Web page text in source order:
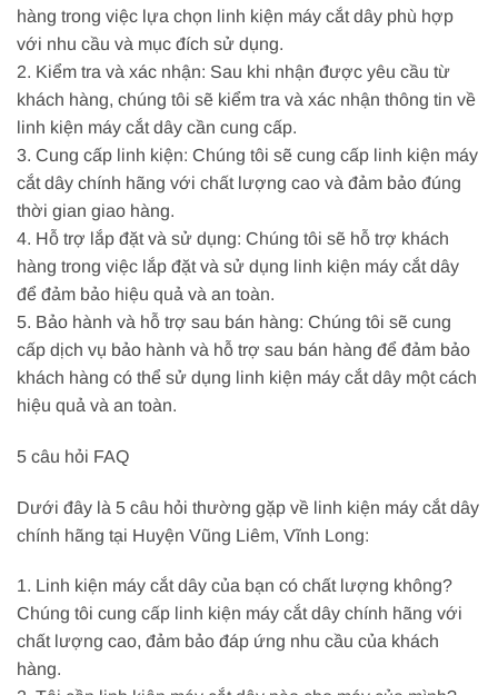
hàng trong việc lựa chọn linh kiện máy cắt dây phù hợp
với nhu cầu và mục đích sử dụng.
2. Kiểm tra và xác nhận: Sau khi nhận được yêu cầu từ
khách hàng, chúng tôi sẽ kiểm tra và xác nhận thông tin về
linh kiện máy cắt dây cần cung cấp.
3. Cung cấp linh kiện: Chúng tôi sẽ cung cấp linh kiện máy
cắt dây chính hãng với chất lượng cao và đảm bảo đúng
thời gian giao hàng.
4. Hỗ trợ lắp đặt và sử dụng: Chúng tôi sẽ hỗ trợ khách
hàng trong việc lắp đặt và sử dụng linh kiện máy cắt dây
để đảm bảo hiệu quả và an toàn.
5. Bảo hành và hỗ trợ sau bán hàng: Chúng tôi sẽ cung
cấp dịch vụ bảo hành và hỗ trợ sau bán hàng để đảm bảo
khách hàng có thể sử dụng linh kiện máy cắt dây một cách
hiệu quả và an toàn.
5 câu hỏi FAQ
Dưới đây là 5 câu hỏi thường gặp về linh kiện máy cắt dây
chính hãng tại Huyện Vũng Liêm, Vĩnh Long:
1. Linh kiện máy cắt dây của bạn có chất lượng không?
Chúng tôi cung cấp linh kiện máy cắt dây chính hãng với
chất lượng cao, đảm bảo đáp ứng nhu cầu của khách
hàng.